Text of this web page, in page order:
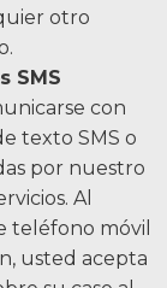
otro
SMS
con
texto SMS o
por nuestro
Al
teléfono móvil
usted acepta